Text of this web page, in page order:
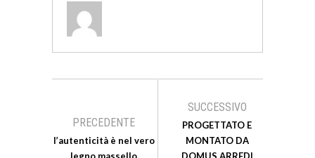
PRECEDENTE
l’autenticità è nel vero
SUCCESSIVO
PROGETTATO E
MONTATO DA